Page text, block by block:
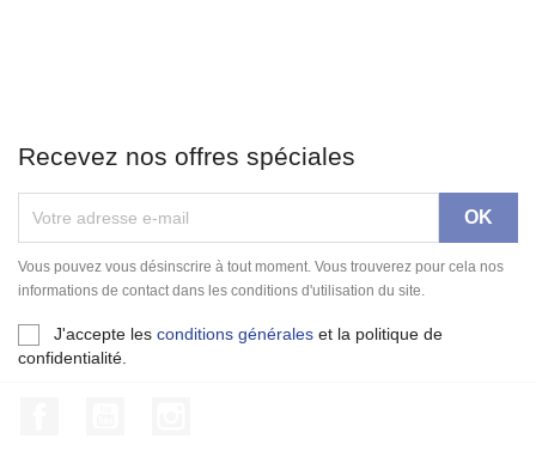
Recevez nos offres spéciales
Vous pouvez vous désinscrire à tout moment. Vous trouverez pour cela nos
informations de contact dans les conditions d'utilisation du site.
J'accepte les conditions générales et la politique de
confidentialité.